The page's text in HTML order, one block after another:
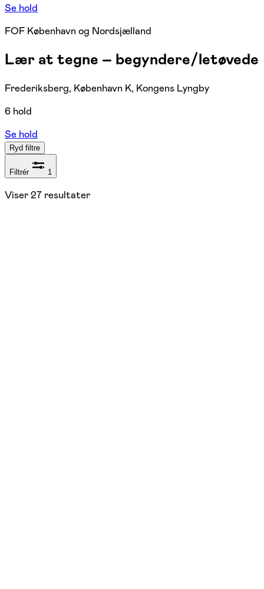
Se hold
FOF København og Nordsjælland
Lær at tegne – begyndere/letøvede
Frederiksberg, København K, Kongens Lyngby
6 hold
Se hold
Ryd filtre
Filtrér 1
Viser27 resultater